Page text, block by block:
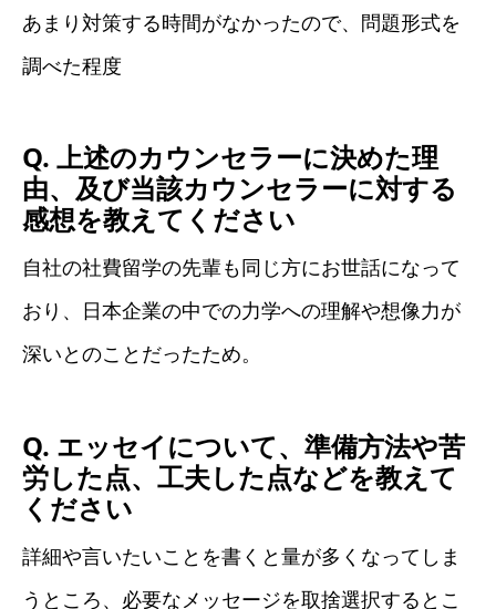
あまり対策する時間がなかったので、問題形式を
調べた程度
Q. 上述のカウンセラーに決めた理
由、及び当該カウンセラーに対する
感想を教えてください
自社の社費留学の先輩も同じ方にお世話になって
おり、日本企業の中での力学への理解や想像力が
深いとのことだったため。
Q. エッセイについて、準備方法や苦
労した点、工夫した点などを教えて
ください
詳細や言いたいことを書くと量が多くなってしま
うところ、必要なメッセージを取捨選択するとこ